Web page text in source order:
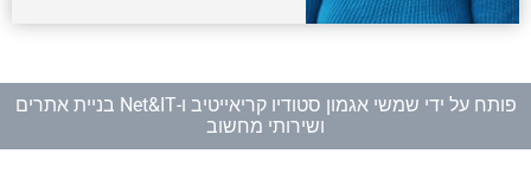
פותח על ידי שמשי אגמון סטודיו קריאייטיב ו-
Net&IT בניית אתרים
ושירותי מחשוב